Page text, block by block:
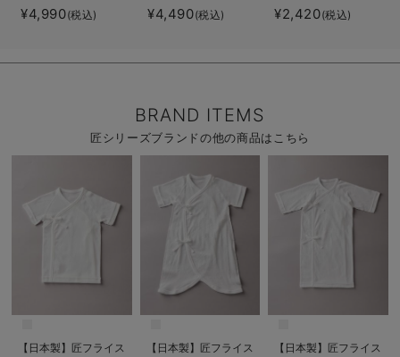
¥4,990(税込) ¥4,490(税込)
ル 無添加コットンロ
ンパース 肌着
¥2,420(税込)
BRAND ITEMS
匠シリーズブランドの他の商品はこちら
【日本製】匠フライス 【日本製】匠フライス 【日本製】匠フライス